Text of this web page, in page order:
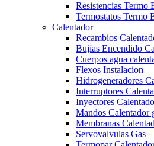
Resistencias Termo
Termostatos Termo
Calentador
Recambios
Bujías Encendido
Cuerpos agua
Flexos Instalacion
Hidrogeneradores
Interruptores
Inyectores
Mandos Calentador
Membranas
Servovalvulas Gas